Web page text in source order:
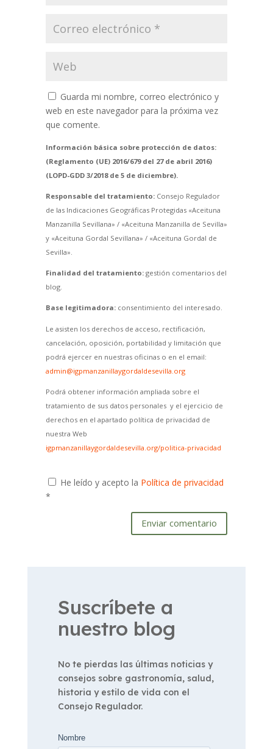
Guarda mi nombre, correo electrónico y
web en este navegador para la próxima vez
que comente.
Información básica sobre protección de datos:
(Reglamento (UE) 2016/679 del 27 de abril 2016)
(LOPD-GDD 3/2018 de 5 de diciembre).
Responsable del tratamiento:Consejo Regulador
de las Indicaciones Geográficas Protegidas «Aceituna
Manzanilla Sevillana» / «Aceituna Manzanilla de Sevilla»
y «Aceituna Gordal Sevillana» / «Aceituna Gordal de
Sevilla».
Finalidad del tratamiento:gestión comentarios del
blog.
Base legitimadora:consentimiento del interesado.
Le asisten los derechos de acceso, rectificación,
cancelación, oposición, portabilidad y limitación que
podrá ejercer en nuestras oficinas o en el email:
admin@igpmanzanillaygordaldesevilla.org
Podrá obtener información ampliada sobre el
tratamiento de sus datos personales y el ejercicio de
derechos en el apartado política de privacidad de
nuestra Web
igpmanzanillaygordaldesevilla.org/politica-privacidad
He leído y acepto la Política de privacidad
*
Enviar comentario
Suscríbete a
nuestro blog
No te pierdas las últimas noticias y
consejos sobre gastronomía, salud,
historia y estilo de vida con el
Consejo Regulador.